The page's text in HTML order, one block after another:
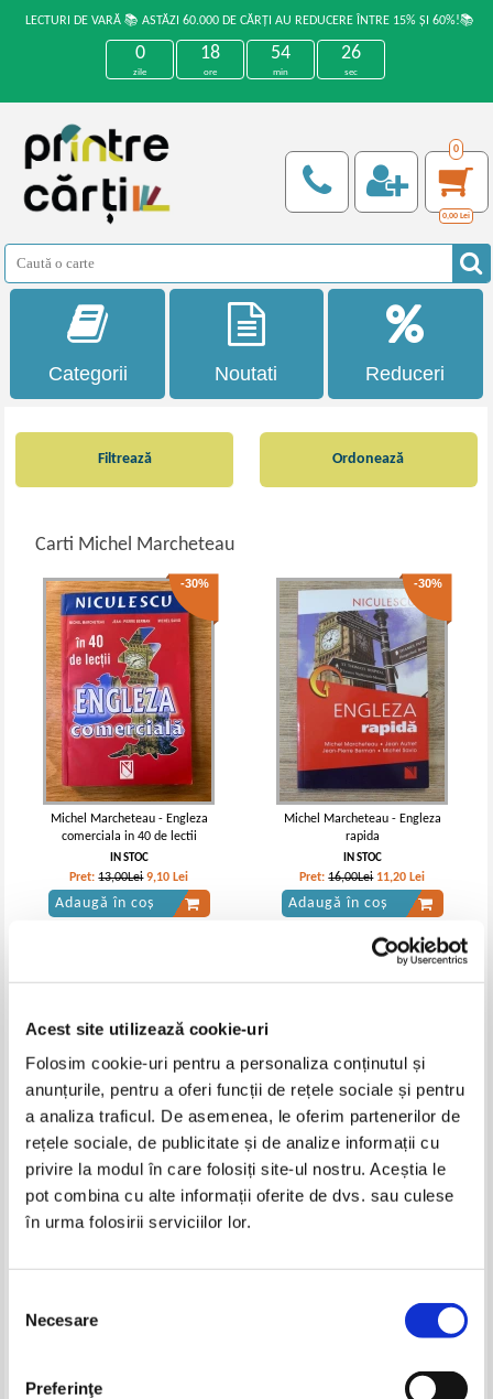
Acest site utilizează cookie-uri
Folosim cookie-uri pentru a personaliza conținutul și
anunțurile, pentru a oferi funcții de rețele sociale și pentru
a analiza traficul. De asemenea, le oferim partenerilor de
rețele sociale, de publicitate și de analize informații cu
privire la modul în care folosiți site-ul nostru. Aceștia le
pot combina cu alte informații oferite de dvs. sau culese
în urma folosirii serviciilor lor.
consimțământului
Necesare
Preferinţe
LECTURI DE VARĂ 📚 ASTĂZI 60.000 DE CĂRȚI AU REDUCERE ÎNTRE 15% ȘI 60%!📚
0
zile
18
ore
54
min
26
sec
0
0,00 Lei
Categorii Noutati Reduceri
Filtrează
Carti Michel Marcheteau
Ordonează
-30%
Michel Marcheteau - Engleza
comerciala in 40 de lectii
IN STOC
Pret:13,00Lei 9,10 Lei
Adaugă în coș
-30%
Michel Marcheteau - Engleza
rapida
IN STOC
Pret:16,00Lei 11,20 Lei
Adaugă în coș
M. Marcheteau - Engleza pentru
Economics
IN STOC
Adaugă în coș
Michel Marcheteau, Jean-Pierre